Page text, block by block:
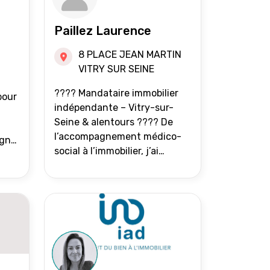
Paillez Laurence
8 PLACE JEAN MARTIN
VITRY SUR SEINE
???? Mandataire immobilier
indépendante – Vitry-sur-
Seine & alentours ???? De
l’accompagnement médico-
social à l’immobilier, j’ai
gens à avancer sereinement.
Aujourd’hui, j’accompagne
mes clients avec franchise,
écoute et énergie pour
vendre ou acheter leur bien
immobilier. ???? 300 familles
accompagnées en 8 ans, 90 %